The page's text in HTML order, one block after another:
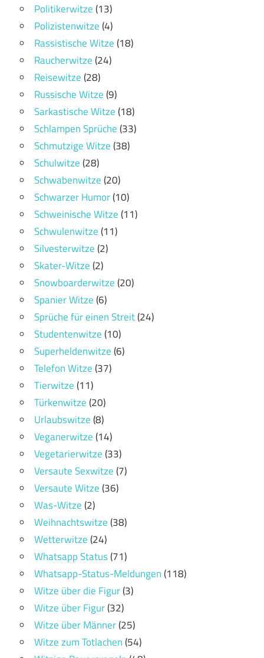
Politikerwitze(13)
Polizistenwitze(4)
Rassistische Witze(18)
Raucherwitze(24)
Reisewitze(28)
Russische Witze(9)
Sarkastische Witze(18)
Schlampen Sprüche(33)
Schmutzige Witze(38)
Schulwitze(28)
Schwabenwitze(20)
Schwarzer Humor(10)
Schweinische Witze(11)
Schwulenwitze(11)
Silvesterwitze(2)
Skater-Witze(2)
Snowboarderwitze(20)
Spanier Witze(6)
Sprüche für einen Streit(24)
Studentenwitze(10)
Superheldenwitze(6)
Telefon Witze(37)
Tierwitze(11)
Türkenwitze(20)
Urlaubswitze(8)
Veganerwitze(14)
Vegetarierwitze(33)
Versaute Sexwitze(7)
Versaute Witze(36)
Was-Witze(2)
Weihnachtswitze(38)
Wetterwitze(24)
Whatsapp Status(71)
Whatsapp-Status-Meldungen(118)
Witze über die Figur(3)
Witze über Figur(32)
Witze über Männer(25)
Witze zum Totlachen(54)